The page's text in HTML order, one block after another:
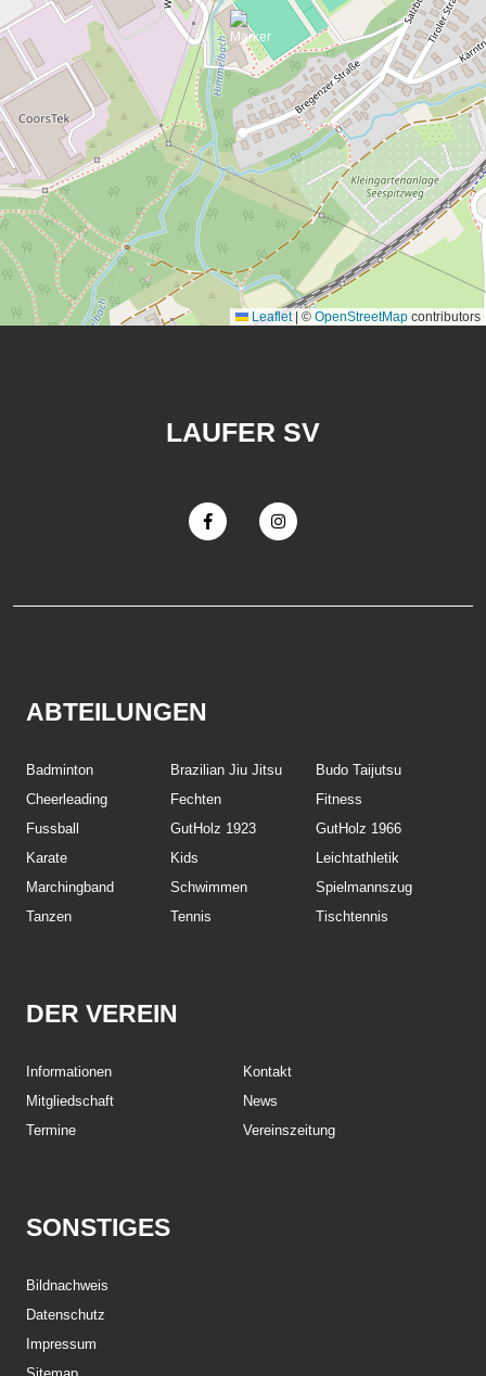
Leaflet |© OpenStreetMap contributors
LAUFER SV
ABTEILUNGEN
Badminton Brazilian Jiu Jitsu
Budo Taijutsu
Cheerleading
Fechten
Fitness
Fussball
GutHolz 1923
GutHolz 1966
Karate
Kids
Leichtathletik
Marchingband
Schwimmen
Spielmannszug
Tanzen
Tennis Tischtennis
DER VEREIN
Informationen
Kontakt
Mitgliedschaft
News
Termine
Vereinszeitung
SONSTIGES
Bildnachweis
Datenschutz
Impressum